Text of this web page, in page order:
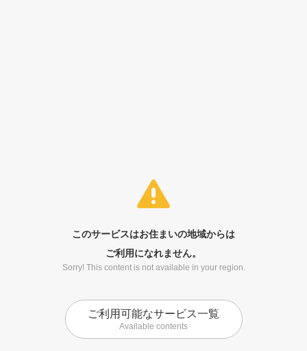
このサービスはお住まいの地域からは
ご利用になれません。
Sorry! This content is not available in your region.
ご利用可能なサービス一覧
Available contents